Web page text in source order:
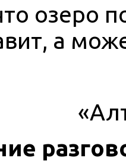
озеро
а